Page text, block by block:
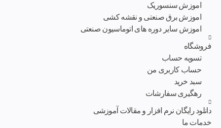
اموزش سنسوریک
اموزش برق صنعتی و نقشه کشی
اموزش سایر دوره های اتوماسیون صنعتی
فروشگاه
تسویه حساب
حساب کاربری من
سبد خرید
رهگیری سفارشات
دانلود رایگان نرم افزار و مقالات آموزشی
خدمات ما